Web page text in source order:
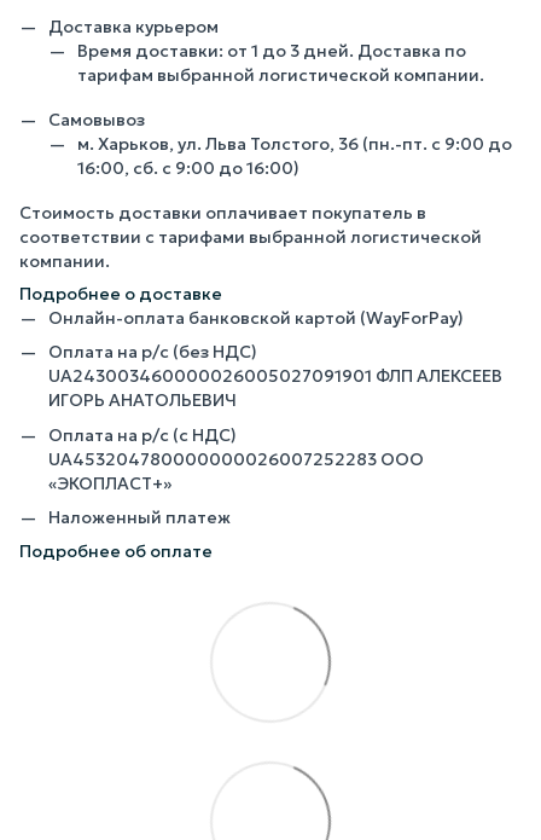
Доставка курьером
Время доставки: от 1 до 3 дней. Доставка по
тарифам выбранной логистической компании.
Самовывоз
м. Харьков, ул. Льва Толстого, 36 (пн.-пт. с 9:00 до
16:00, сб. с 9:00 до 16:00)
Стоимость доставки оплачивает покупатель в
соответствии с тарифами выбранной логистической
компании.
Подробнее о доставке
Онлайн-оплата банковской картой (WayForPay)
Оплата на р/с (без НДС)
UA243003460000026005027091901 ФЛП АЛЕКСЕЕВ
ИГОРЬ АНАТОЛЬЕВИЧ
Оплата на р/с (с НДС)
UA453204780000000026007252283 ООО
«ЭКОПЛАСТ+»
Наложенный платеж
Подробнее об оплате